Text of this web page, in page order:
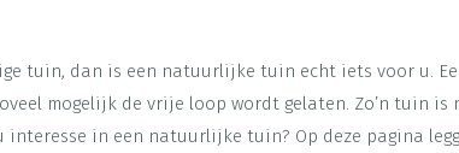
tuin, dan is een natuurlijke tuin echt iets voor u.
mogelijk de vrije loop wordt gelaten. Zo’n tuin
in een natuurlijke tuin? Op deze pagina